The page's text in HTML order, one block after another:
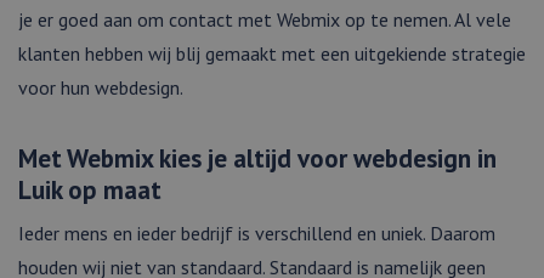
je er goed aan om contact met Webmix op te nemen. Al vele
klanten hebben wij blij gemaakt met een uitgekiende strategie
voor hun webdesign.
Met Webmix kies je altijd voor webdesign in
Luik op maat
Ieder mens en ieder bedrijf is verschillend en uniek. Daarom
houden wij niet van standaard. Standaard is namelijk geen